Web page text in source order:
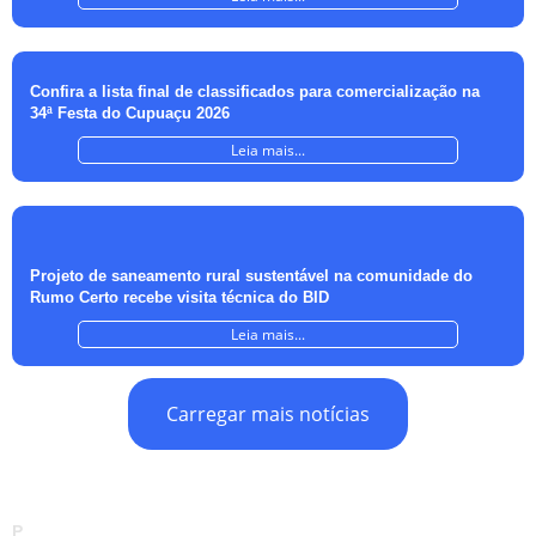
Confira a lista final de classificados para comercialização na
34ª Festa do Cupuaçu 2026
Leia mais...
Projeto de saneamento rural sustentável na comunidade do
Rumo Certo recebe visita técnica do BID
Leia mais...
Carregar mais notícias
P